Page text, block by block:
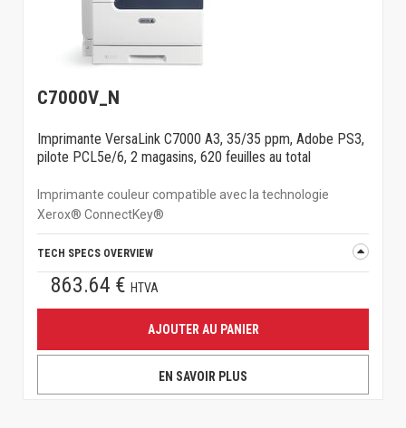
C7000V_N
Imprimante VersaLink C7000 A3, 35/35 ppm, Adobe PS3,
pilote PCL5e/6, 2 magasins, 620 feuilles au total
Imprimante couleur compatible avec la technologie
Xerox® ConnectKey®
TECH SPECS OVERVIEW
863.64 € HTVA
AJOUTER AU PANIER
EN SAVOIR PLUS